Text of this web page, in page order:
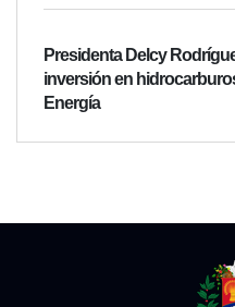
Presidenta Delcy
inversión en
Energía